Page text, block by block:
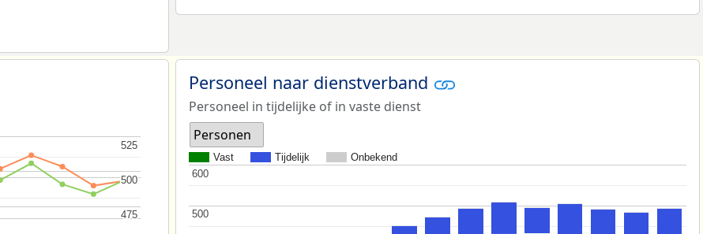
475
475
500
500
525
525
Personeel naar dienstverband
Personeel in tijdelijke of in vaste dienst
Personen
Vast Tijdelijk Onbekend
500
500
600
600